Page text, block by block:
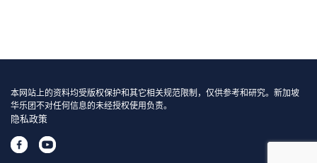
本网站上的资料均受版权保护和其它相关规范限制，仅供参考和研究。新加坡
华乐团不对任何信息的未经授权使用负责。
隐私政策